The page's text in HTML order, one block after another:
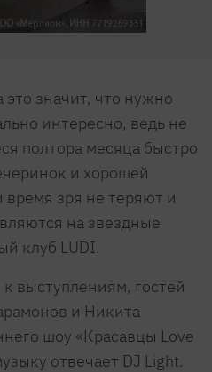
это значит, что нужно
интересно, ведь не
полтора месяца быстро
и хорошей
зря не теряют и
на звездные
клуб LUDI.
выступлениям, гостей
и Никита
шоу «Красавцы Love
отвечает DJ Light.